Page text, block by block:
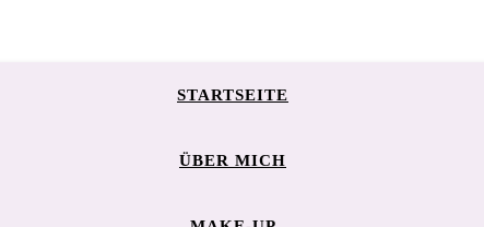
STARTSEITE
ÜBER MICH